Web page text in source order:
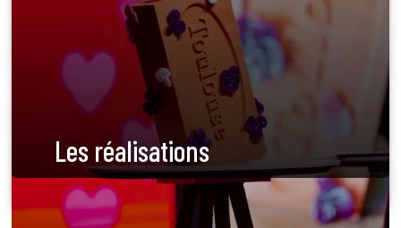
Les réalisations